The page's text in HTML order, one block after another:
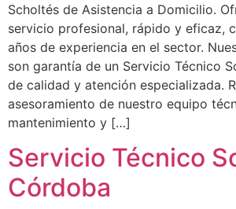
Scholtés de Asistencia a Domicilio.
servicio profesional, rápido y eficaz,
años de experiencia en el sector.
son garantía de un Servicio Técnico
de calidad y atención especializada.
asesoramiento de nuestro equipo
mantenimiento y […]
Servicio Técnico
Córdoba